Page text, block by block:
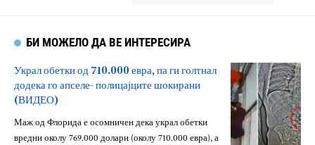
БИ МОЖЕЛО ДА ВЕ ИНТЕРЕСИРА
Украл обетки од 710.000 евра, па ги голтнал
додека го апселе- полицајците шокирани
(ВИДЕО)
Маж од Флорида е осомничен дека украл обетки
вредни околу 769.000 долари (околу 710.000 евра), а